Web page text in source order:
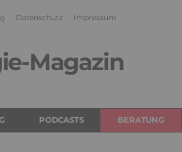
Datenschutz Impressum
Magazin
PODCASTS BERATUNG